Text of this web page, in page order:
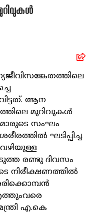
ആന
മുറിവുകള്‍
സംഘം
ഘടിപ്പിച്ച
രണ്ടു ദിവസം
നിരീക്ഷണത്തില്‍
എ.കെ